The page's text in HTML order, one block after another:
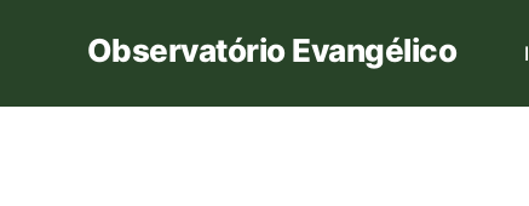
Observatório Evangélico